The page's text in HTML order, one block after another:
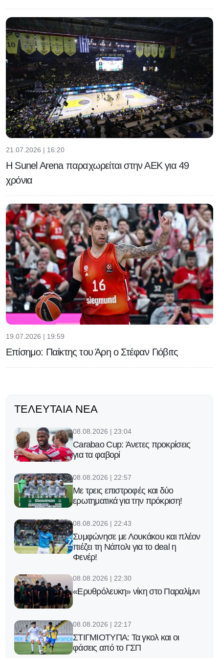
21.07.2026 | 16:20
Η Sunel Arena παραχωρείται στην ΑΕΚ για 49
χρόνια
19.07.2026 | 19:59
Επίσημο: Παίκτης του Άρη ο Στέφαν Γιόβιτς
ΤΕΛΕΥΤΑΊΑ ΝΈΑ
08.08.2026 | 23:04
Carabao Cup: Άνετες προκρίσεις
για τα φαβορί
08.08.2026 | 22:57
Με τρεις επιστροφές και δύο
ερωτηματικά για την πρόκριση!
08.08.2026 | 22:43
Συμφώνησε με Λουκάκου και πλέον
πιέζει τη Νάπολι για το deal η
Φενέρ!
08.08.2026 | 22:30
«Ερυθρόλευκη» νίκη στο Παραλίμνι
08.08.2026 | 22:17
ΣΤΙΓΜΙΟΤΥΠΑ: Τα γκολ και οι
φάσεις από το ΓΣΠ